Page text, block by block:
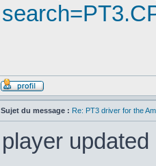
Sujet du message : Re: PT3 driver for the
player